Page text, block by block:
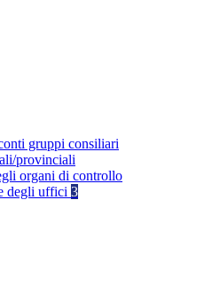
gruppi consiliari
provinciali
organi di controllo
degli uffici 3